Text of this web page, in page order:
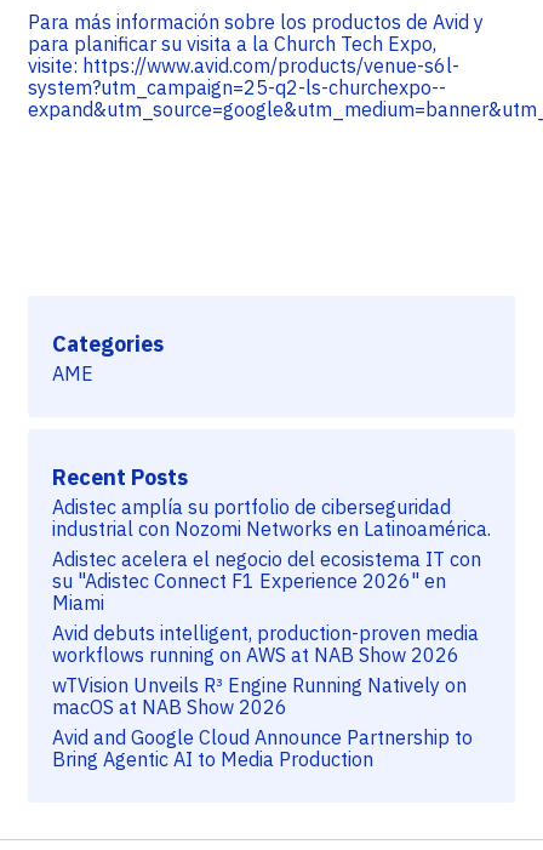
Para más información sobre los productos de Avid y
para planificar su visita a la Church Tech Expo,
visite: https://www.avid.com/products/venue-s6l-
system?utm_campaign=25-q2-ls-churchexpo--
Categories
AME
Recent Posts
Adistec amplía su portfolio de ciberseguridad
industrial con Nozomi Networks en Latinoamérica.
Adistec acelera el negocio del ecosistema IT con
su "Adistec Connect F1 Experience 2026" en
Miami
Avid debuts intelligent, production-proven media
workflows running on AWS at NAB Show 2026
wTVision Unveils R³ Engine Running Natively on
macOS at NAB Show 2026
Avid and Google Cloud Announce Partnership to
Bring Agentic AI to Media Production